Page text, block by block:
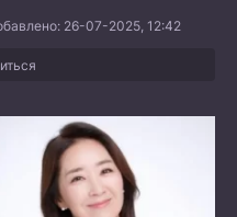
26-07-2025, 12:42